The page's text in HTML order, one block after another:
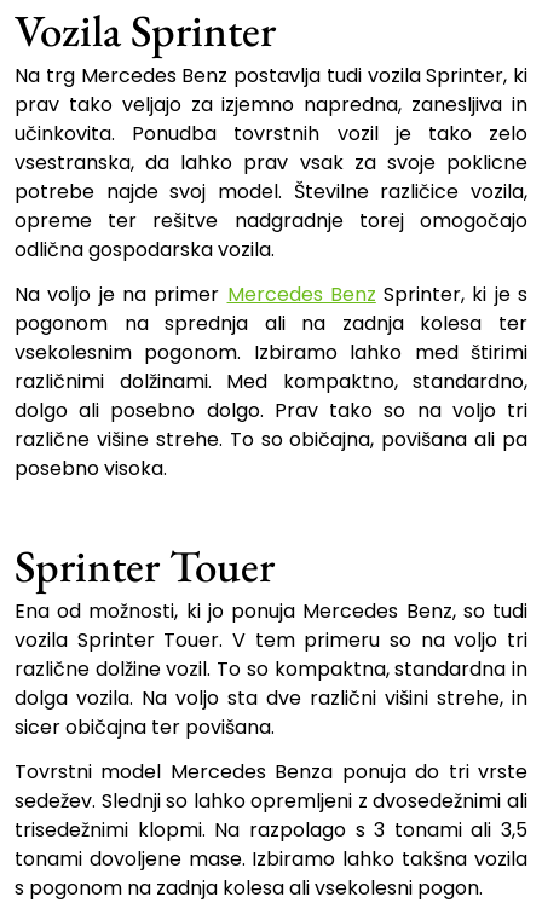
Vozila Sprinter
Na trg Mercedes Benz postavlja tudi vozila Sprinter, ki
prav tako veljajo za izjemno napredna, zanesljiva in
učinkovita. Ponudba tovrstnih vozil je tako zelo
vsestranska, da lahko prav vsak za svoje poklicne
potrebe najde svoj model. Številne različice vozila,
opreme ter rešitve nadgradnje torej omogočajo
odlična gospodarska vozila.
Na voljo je na primer Mercedes Benz Sprinter, ki je s
pogonom na sprednja ali na zadnja kolesa ter
vsekolesnim pogonom. Izbiramo lahko med štirimi
različnimi dolžinami. Med kompaktno, standardno,
dolgo ali posebno dolgo. Prav tako so na voljo tri
različne višine strehe. To so običajna, povišana ali pa
posebno visoka.
Sprinter Touer
Ena od možnosti, ki jo ponuja Mercedes Benz, so tudi
vozila Sprinter Touer. V tem primeru so na voljo tri
različne dolžine vozil. To so kompaktna, standardna in
dolga vozila. Na voljo sta dve različni višini strehe, in
sicer običajna ter povišana.
Tovrstni model Mercedes Benza ponuja do tri vrste
sedežev. Slednji so lahko opremljeni z dvosedežnimi ali
trisedežnimi klopmi. Na razpolago s 3 tonami ali 3,5
tonami dovoljene mase. Izbiramo lahko takšna vozila
s pogonom na zadnja kolesa ali vsekolesni pogon.